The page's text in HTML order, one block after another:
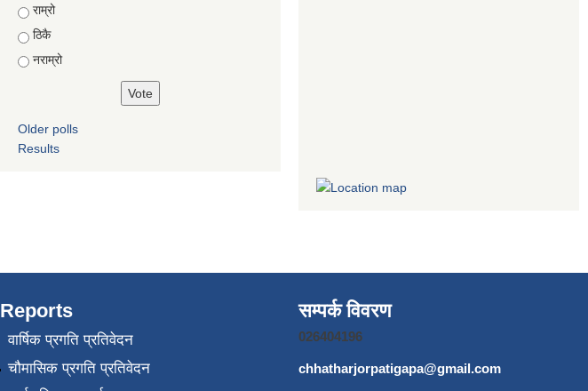
Choices
राम्रो
ठिकै
नराम्रो
Older polls
Results
Reports
वार्षिक प्रगति प्रतिवेदन
चौमासिक प्रगति प्रतिवेदन
सम्पर्क विवरण
026404196
chhatharjorpatigapa@gmail.com